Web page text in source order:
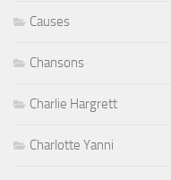
Causes
Chansons
Charlie Hargrett
Charlotte Yanni